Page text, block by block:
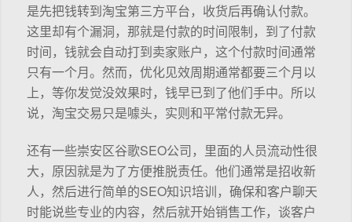
是先把钱转到淘宝第三方平台，收货后再确认付款。
这里却有个漏洞，那就是付款的时间限制，到了付款
时间，钱就会自动打到卖家账户，这个付款时间通常
只有一个月。然而，优化见效周期通常都要三个月以
上，等你发觉没效果时，钱早已到了他们手中。所以
说，淘宝交易只是噱头，实则和平常付款无异。
还有一些崇安区谷歌SEO公司，里面的人员流动性很
大，原因就是为了方便推脱责任。他们通常是招收新
人，然后进行简单的SEO知识培训，确保和客户聊天
时能说些专业的内容，然后就开始销售工作，谈客户